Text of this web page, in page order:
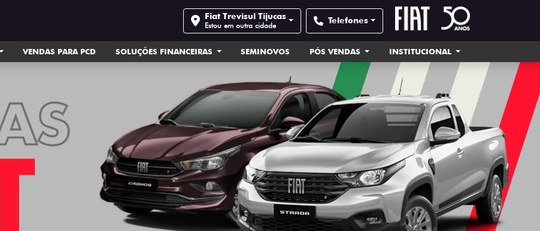
Fiat Trevisul Tijucas
Estou em outra cidade Telefones
VENDAS PARA PCD SOLUÇÕES FINANCEIRAS SEMINOVOS PÓS VENDAS INSTITUCIONAL